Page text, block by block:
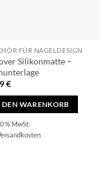
FÜR NAGELDESIGN
Silikonmatte –
€
DEN WARENKORB
% MwSt.